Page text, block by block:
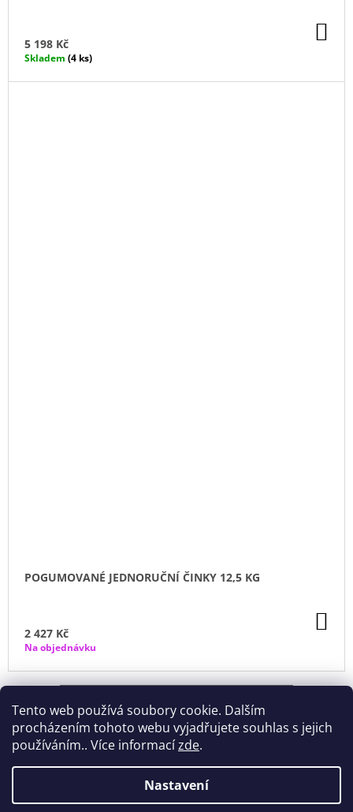
Tento web používá soubory cookie. Dalším
procházením tohoto webu vyjadřujete souhlas s jejich
používáním.. Více informacízde.
Nastavení
5 198 Kč
Skladem (4 ks)
POGUMOVANÉ JEDNORUČNÍ ČINKY 12,5 KG
2 427 Kč
Na objednávku